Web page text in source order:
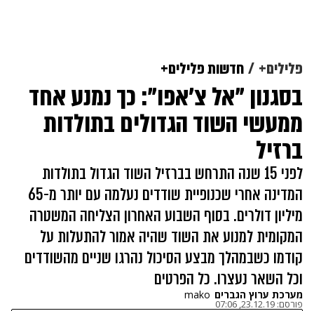
פלילים+ חדשות פלילים+
בסגנון "אל צ'אפו": כך נמנע אחד
ממעשי השוד הגדולים בתולדות
ברזיל
לפני 15 שנה התרחש בברזיל השוד הגדול בתולדות
המדינה אחרי שכנופיית שודדים נעלמה עם יותר מ-65
מיליון דולרים. בסוף השבוע האחרון הצליחה המשטרה
המקומית למנוע את השוד שהיה אמור להתעלות על
קודמו כשבמהלך מבצע הסיכול נהרגו שניים מהשודדים
וכל השאר נעצרו. כל הפרטים
מערכת ערוץ הגברים mako
פורסם: 23.12.19, 07:06